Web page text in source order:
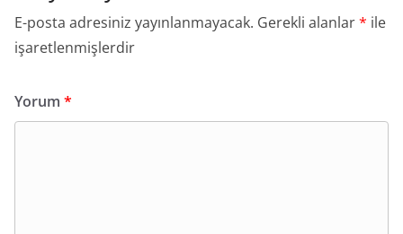
E-posta adresiniz yayınlanmayacak. Gerekli alanlar* ile
işaretlenmişlerdir
Yorum *